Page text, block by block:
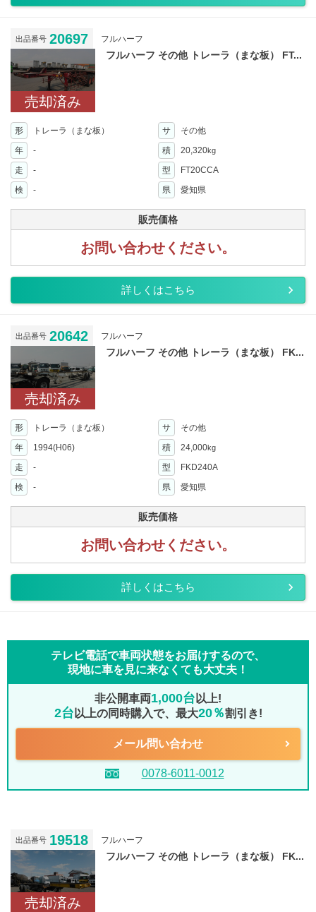
出品番号 20697 フルハーフ
売却済み
フルハーフ その他 トレーラ（まな板） FT...
形 トレーラ（まな板） サ
その他
年
- 積 20,320kg
走 - 型
FT20CCA
検
- 県 愛知県
販売価格
お問い合わせください。
詳しくはこちら
出品番号 20642 フルハーフ
売却済み
フルハーフ その他 トレーラ（まな板） FK...
形 トレーラ（まな板） サ
その他
年
1994(H06) 積 24,000kg
走 - 型
FKD240A
検
- 県 愛知県
販売価格
お問い合わせください。
詳しくはこちら
テレビ電話で車両状態をお届けするので、
現地に車を見に来なくても大丈夫！
非公開車両1,000台 以上!
2台 以上の同時購入で、最大20％割引き!
メール問い合わせ
0078-6011-0012
出品番号 19518 フルハーフ
売却済み
フルハーフ その他 トレーラ（まな板） FK...